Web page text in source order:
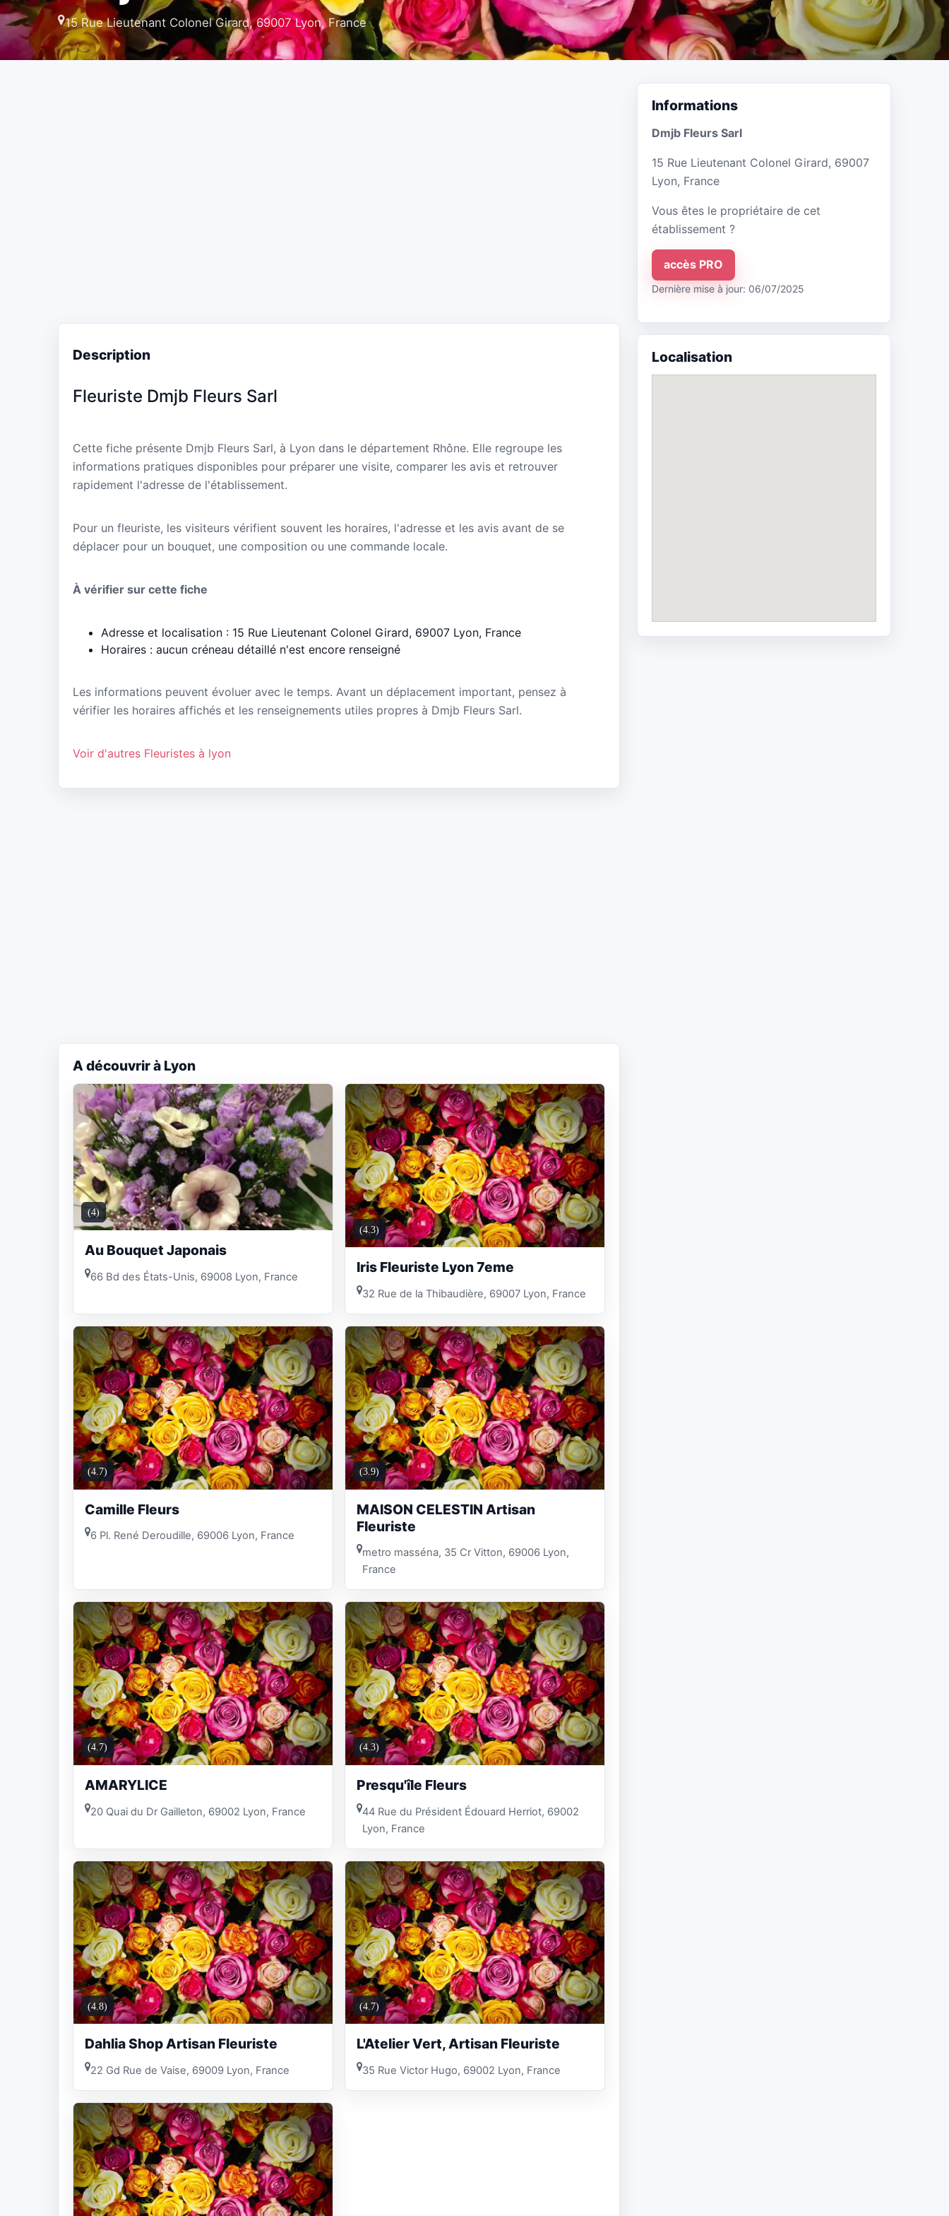
15 Rue Lieutenant Colonel Girard, 69007 Lyon, France
Description
Fleuriste Dmjb Fleurs Sarl
Cette fiche présente Dmjb Fleurs Sarl, à Lyon dans le département Rhône. Elle regroupe les
informations pratiques disponibles pour préparer une visite, comparer les avis et retrouver
rapidement l'adresse de l'établissement.
Pour un fleuriste, les visiteurs vérifient souvent les horaires, l'adresse et les avis avant de se
déplacer pour un bouquet, une composition ou une commande locale.
À vérifier sur cette fiche
Adresse et localisation : 15 Rue Lieutenant Colonel Girard, 69007 Lyon, France
Horaires : aucun créneau détaillé n'est encore renseigné
Les informations peuvent évoluer avec le temps. Avant un déplacement important, pensez à
vérifier les horaires affichés et les renseignements utiles propres à Dmjb Fleurs Sarl.
Voir d'autres Fleuristes à lyon
A découvrir à Lyon
(4)
Au Bouquet Japonais
66 Bd des États-Unis, 69008 Lyon, France
(4.3)
Iris Fleuriste Lyon 7eme
32 Rue de la Thibaudière, 69007 Lyon, France
(4.7)
Camille Fleurs
6 Pl. René Deroudille, 69006 Lyon, France
(3.9)
MAISON CELESTIN Artisan
Fleuriste
metro masséna, 35 Cr Vitton, 69006 Lyon,
France
(4.7)
AMARYLICE
20 Quai du Dr Gailleton, 69002 Lyon, France
(4.3)
Presqu'île Fleurs
44 Rue du Président Édouard Herriot, 69002
Lyon, France
(4.8)
Dahlia Shop Artisan Fleuriste
22 Gd Rue de Vaise, 69009 Lyon, France
(4.7)
L'Atelier Vert, Artisan Fleuriste
35 Rue Victor Hugo, 69002 Lyon, France
Informations
Dmjb Fleurs Sarl
15 Rue Lieutenant Colonel Girard, 69007
Lyon, France
Vous êtes le propriétaire de cet
établissement ?
accès PRO
Dernière mise à jour: 06/07/2025
Localisation